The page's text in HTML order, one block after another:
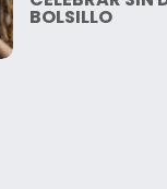
BOLSILLO